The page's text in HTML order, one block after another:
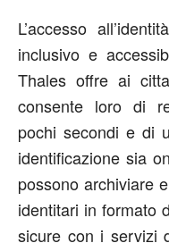
L’accesso
inclusivo e
Thales offre ai
consente loro di
pochi secondi e di
identificazione sia
possono archiviare
identitari in formato
sicure con i servizi